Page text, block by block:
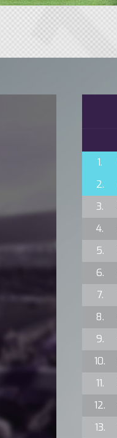
1.
2.
3.
4.
5.
6.
7.
8.
9.
10.
11.
12.
13.